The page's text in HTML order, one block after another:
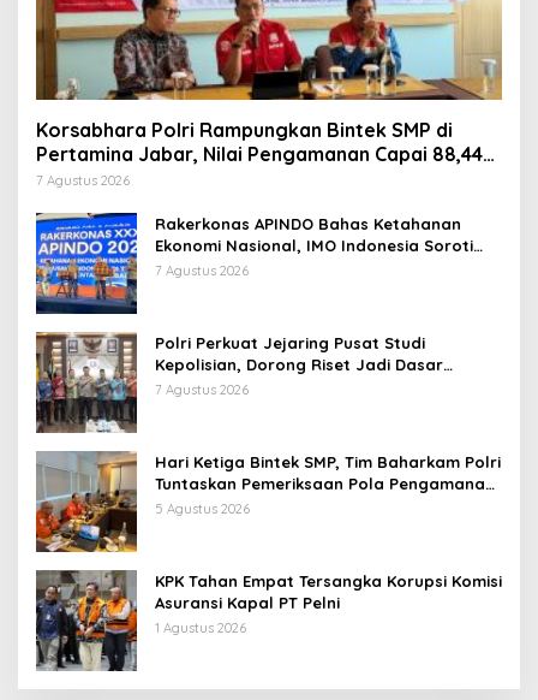
Korsabhara Polri Rampungkan Bintek SMP di
Pertamina Jabar, Nilai Pengamanan Capai 88,44
Persen
7 Agustus 2026
Rakerkonas APINDO Bahas Ketahanan
Ekonomi Nasional, IMO Indonesia Soroti
Pentingnya Kolaborasi Lintas Sektor
7 Agustus 2026
Polri Perkuat Jejaring Pusat Studi
Kepolisian, Dorong Riset Jadi Dasar
Kebijakan dan Inovasi
7 Agustus 2026
Hari Ketiga Bintek SMP, Tim Baharkam Polri
Tuntaskan Pemeriksaan Pola Pengamanan
Pertamina Patra Niaga Jabar
5 Agustus 2026
KPK Tahan Empat Tersangka Korupsi Komisi
Asuransi Kapal PT Pelni
1 Agustus 2026